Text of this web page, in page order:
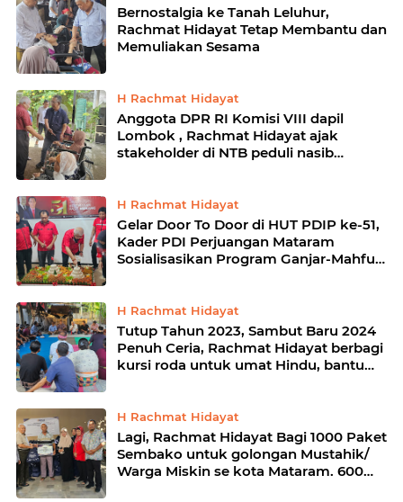
Bernostalgia ke Tanah Leluhur,
Rachmat Hidayat Tetap Membantu dan
Memuliakan Sesama
H Rachmat Hidayat
Anggota DPR RI Komisi VIII dapil
Lombok , Rachmat Hidayat ajak
stakeholder di NTB peduli nasib
H Rachmat Hidayat
Gelar Door To Door di HUT PDIP ke-51,
Kader PDI Perjuangan Mataram
Sosialisasikan Program Ganjar-Mahfud
H Rachmat Hidayat
Tutup Tahun 2023, Sambut Baru 2024
Penuh Ceria, Rachmat Hidayat berbagi
kursi roda untuk umat Hindu, bantu
H Rachmat Hidayat
Lagi, Rachmat Hidayat Bagi 1000 Paket
Sembako untuk golongan Mustahik/
Warga Miskin se kota Mataram. 600